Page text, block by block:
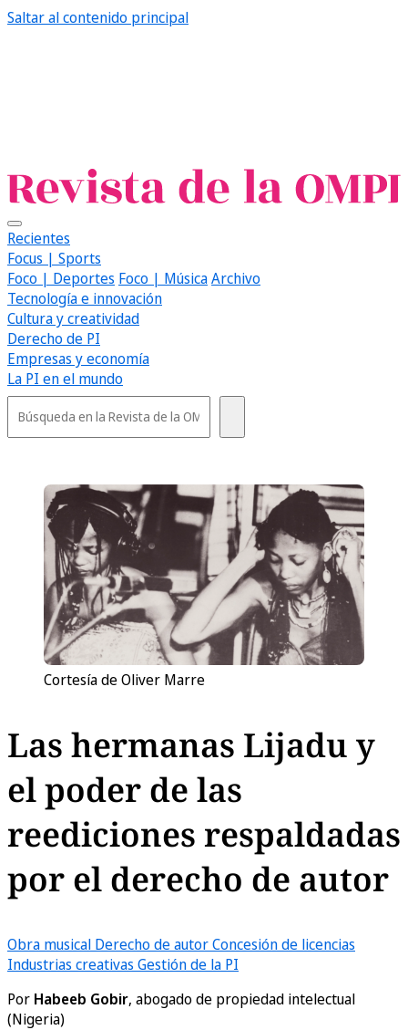
Saltar al contenido principal
Recientes
Focus | Sports
Foco | Deportes Foco | MúsicaArchivo
Tecnología e innovación
Cultura y creatividad
Derecho de PI
Empresas y economía
La PI en el mundo
Cortesía de Oliver Marre
Las hermanas Lijadu y
el poder de las
reediciones respaldadas
por el derecho de autor
Obra musical Derecho de autorConcesión de licencias
Industrias creativas Gestión de la PI
Por Habeeb Gobir, abogado de propiedad intelectual
(Nigeria)